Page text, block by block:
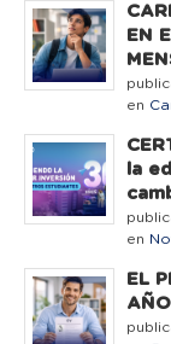
EN
en
la
en
EL